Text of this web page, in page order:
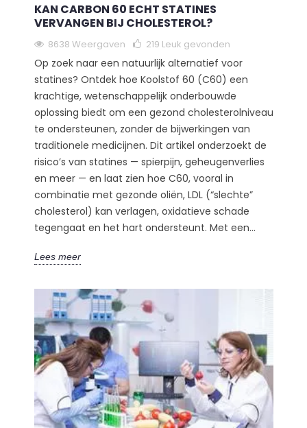
KAN CARBON 60 ECHT STATINES
VERVANGEN BIJ CHOLESTEROL?
8638 Weergaven 219 Leuk gevonden
Op zoek naar een natuurlijk alternatief voor
statines? Ontdek hoe Koolstof 60 (C60) een
krachtige, wetenschappelijk onderbouwde
oplossing biedt om een gezond cholesterolniveau
te ondersteunen, zonder de bijwerkingen van
traditionele medicijnen. Dit artikel onderzoekt de
risico’s van statines — spierpijn, geheugenverlies
en meer — en laat zien hoe C60, vooral in
combinatie met gezonde oliën, LDL (“slechte”
cholesterol) kan verlagen, oxidatieve schade
tegengaat en het hart ondersteunt. Met een...
Lees meer